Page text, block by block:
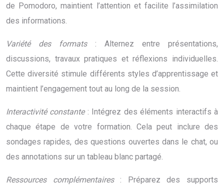
de Pomodoro, maintient l’attention et facilite l’assimilation
des informations.
Variété des formats : Alternez entre présentations,
discussions, travaux pratiques et réflexions individuelles.
Cette diversité stimule différents styles d’apprentissage et
maintient l’engagement tout au long de la session.
Interactivité constante : Intégrez des éléments interactifs à
chaque étape de votre formation. Cela peut inclure des
sondages rapides, des questions ouvertes dans le chat, ou
des annotations sur un tableau blanc partagé.
Ressources complémentaires: Préparez des supports